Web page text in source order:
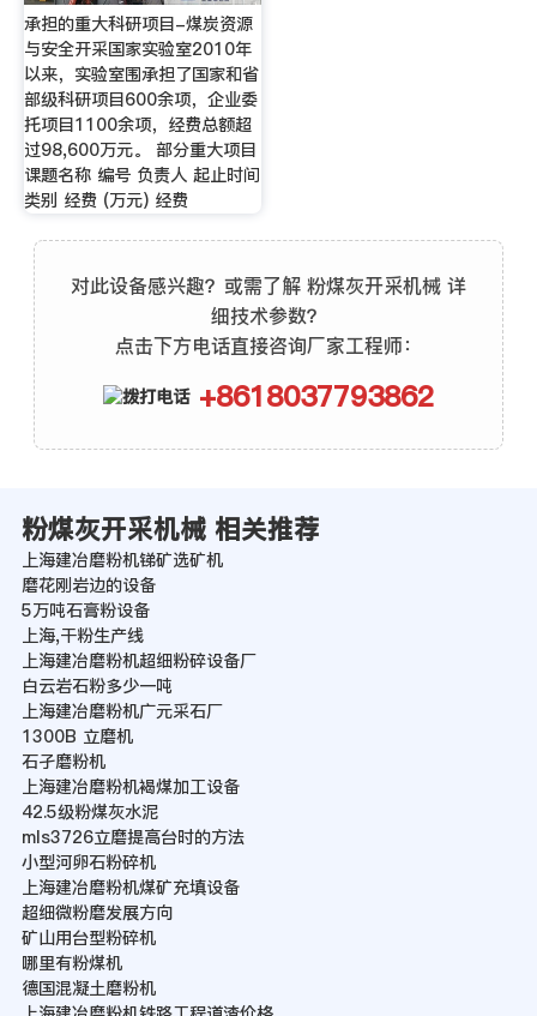
承担的重大科研项目-煤炭资源
与安全开采国家实验室2010年
以来，实验室围承担了国家和省
部级科研项目600余项，企业委
托项目1100余项，经费总额超
过98,600万元。 部分重大项目
课题名称 编号 负责人 起止时间
类别 经费 (万元) 经费
对此设备感兴趣？或需了解 粉煤灰开采机械 详
细技术参数？
点击下方电话直接咨询厂家工程师：
+8618037793862
粉煤灰开采机械 相关推荐
上海建冶磨粉机锑矿选矿机
磨花刚岩边的设备
5万吨石膏粉设备
上海,干粉生产线
上海建冶磨粉机超细粉碎设备厂
白云岩石粉多少一吨
上海建冶磨粉机广元采石厂
1300B 立磨机
石孑磨粉机
上海建冶磨粉机褐煤加工设备
42.5级粉煤灰水泥
mls3726立磨提高台时的方法
小型河卵石粉碎机
上海建冶磨粉机煤矿充填设备
超细微粉磨发展方向
矿山用台型粉碎机
哪里有粉煤机
德国混凝土磨粉机